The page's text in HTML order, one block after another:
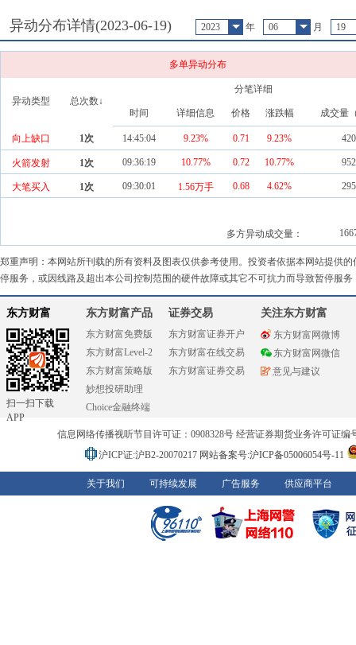
异动分布详情(2023-06-19) 2023 年 06 月 19
多单异动分布
异动类型 总次数↓
分笔详细
时间 详细信息 价格 涨跌幅 成交量
向上缺口 1次 14:45:04 9.23% 0.71 9.23% 420
火箭发射 1次 09:36:19 10.77% 0.72 10.77% 952
大笔买入 1次 09:30:01 1.56万手 0.68 4.62% 295
多方异动成交量：
郑重声明：本网站所刊载的所有资料及图表仅供参考使用。投资者依据本网站提供
停服务，或因线路及超出本公司控制范围的硬件故障或其它不可抗力而导致暂停服
东方财富
扫一扫下载
APP
东方财富产品
东方财富免费版
东方财富Level-2
东方财富策略版
妙想投研助理
Choice金融终端
证券交易
东方财富证券开户
东方财富在线交易
东方财富证券交易
关注东方财富
东方财富网微博
东方财富网微信
意见与建议
信息网络传播视听节目许可证：0908328号 经营证券期货业务许可证编
沪ICP证:沪B2-20070217 网站备案号:沪ICP备05006054号-11
关于我们 可持续发展 广告服务 供应商平台